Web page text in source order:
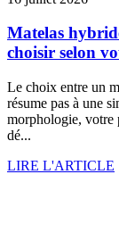
Matelas
choisir selon
Le choix entre un
résume pas à une
morphologie, votre
dé...
LIRE L'ARTICLE